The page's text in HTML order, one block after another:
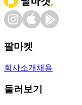
팔마켓
회사소개 채용
둘러보기